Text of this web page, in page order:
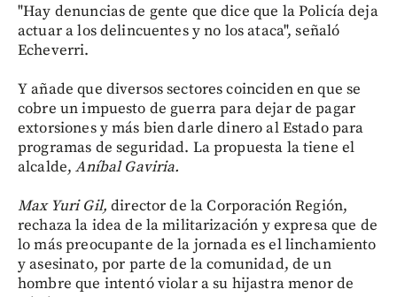
"Hay denuncias de gente que dice que la Policía deja
actuar a los delincuentes y no los ataca", señaló
Echeverri.
Y añade que diversos sectores coinciden en que se
cobre un impuesto de guerra para dejar de pagar
extorsiones y más bien darle dinero al Estado para
programas de seguridad. La propuesta la tiene el
alcalde,Aníbal Gaviria.
Max Yuri Gil,director de la Corporación Región,
rechaza la idea de la militarización y expresa que de
lo más preocupante de la jornada es el linchamiento
y asesinato, por parte de la comunidad, de un
hombre que intentó violar a su hijastra menor de